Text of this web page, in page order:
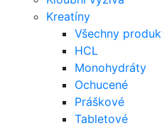
Kreatíny
Všechny
HCL
Monohydráty
Ochucené
Práškové
Tabletové